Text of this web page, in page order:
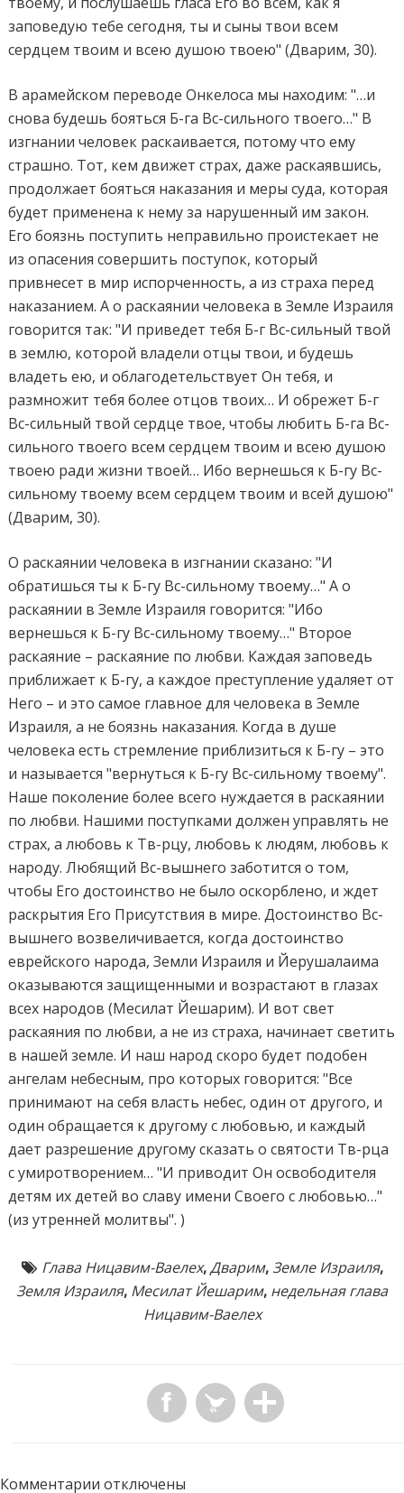
заповедую тебе сегодня, ты и сыны твои всем
сердцем твоим и всею душою твоею" (Дварим, 30).
В арамейском переводе Онкелоса мы находим: "…и
снова будешь бояться Б-га Вс-сильного твоего…" В
изгнании человек раскаивается, потому что ему
страшно. Тот, кем движет страх, даже раскаявшись,
продолжает бояться наказания и меры суда, которая
будет применена к нему за нарушенный им закон.
Его боязнь поступить неправильно проистекает не
из опасения совершить поступок, который
привнесет в мир испорченность, а из страха перед
наказанием. А о раскаянии человека в Земле Израиля
говорится так: "И приведет тебя Б-г Вс-сильный твой
в землю, которой владели отцы твои, и будешь
владеть ею, и облагодетельствует Он тебя, и
размножит тебя более отцов твоих… И обрежет Б-г
Вс-сильный твой сердце твое, чтобы любить Б-га Вс-
сильного твоего всем сердцем твоим и всею душою
твоею ради жизни твоей… Ибо вернешься к Б-гу Вс-
сильному твоему всем сердцем твоим и всей душою"
(Дварим, 30).
О раскаянии человека в изгнании сказано: "И
обратишься ты к Б-гу Вс-сильному твоему…" А о
раскаянии в Земле Израиля говорится: "Ибо
вернешься к Б-гу Вс-сильному твоему…" Второе
раскаяние – раскаяние по любви. Каждая заповедь
приближает к Б-гу, а каждое преступление удаляет от
Него – и это самое главное для человека в Земле
Израиля, а не боязнь наказания. Когда в душе
человека есть стремление приблизиться к Б-гу – это
и называется "вернуться к Б-гу Вс-сильному твоему".
Наше поколение более всего нуждается в раскаянии
по любви. Нашими поступками должен управлять не
страх, а любовь к Тв-рцу, любовь к людям, любовь к
народу. Любящий Вс-вышнего заботится о том,
чтобы Его достоинство не было оскорблено, и ждет
раскрытия Его Присутствия в мире. Достоинство Вс-
вышнего возвеличивается, когда достоинство
еврейского народа, Земли Израиля и Йерушалаима
оказываются защищенными и возрастают в глазах
всех народов (Месилат Йешарим). И вот свет
раскаяния по любви, а не из страха, начинает светить
в нашей земле. И наш народ скоро будет подобен
ангелам небесным, про которых говорится: "Все
принимают на себя власть небес, один от другого, и
один обращается к другому с любовью, и каждый
дает разрешение другому сказать о святости Тв-рца
с умиротворением… "И приводит Он освободителя
детям их детей во славу имени Своего с любовью…"
(из утренней молитвы". )
Глава Ницавим-Ваелех,Дварим, Земле Израиля,
Земля Израиля, Месилат Йешарим, недельная глава
Ницавим-Ваелех
Комментарии отключены